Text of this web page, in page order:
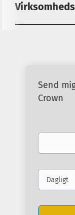
Send
Crown
Din
Email
frequency